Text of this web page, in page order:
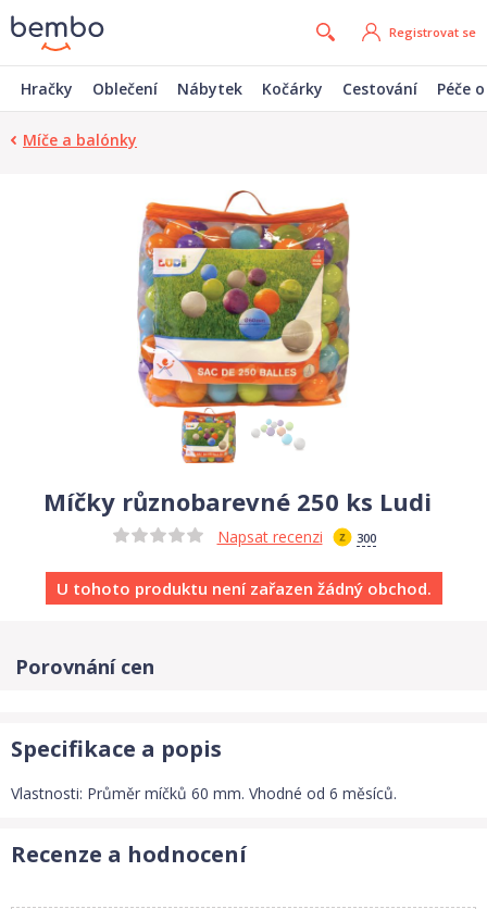
Registrovat se
Hračky Oblečení Nábytek Kočárky Cestování Péče
Míče a balónky
Míčky různobarevné 250 ks Ludi
Napsat recenzi 300
U tohoto produktu není zařazen žádný obchod.
Porovnání cen
Specifikace a popis
Vlastnosti: Průměr míčků 60 mm. Vhodné od 6 měsíců.
Recenze a hodnocení